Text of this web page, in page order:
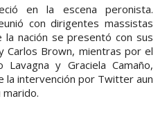
en la escena peronista.
con dirigentes massistas
nación se presentó con sus
Carlos Brown, mientras por el
y Graciela Camaño,
la intervención por Twitter aun